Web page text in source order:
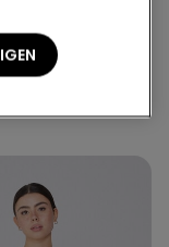
in den letzten 30
-40%